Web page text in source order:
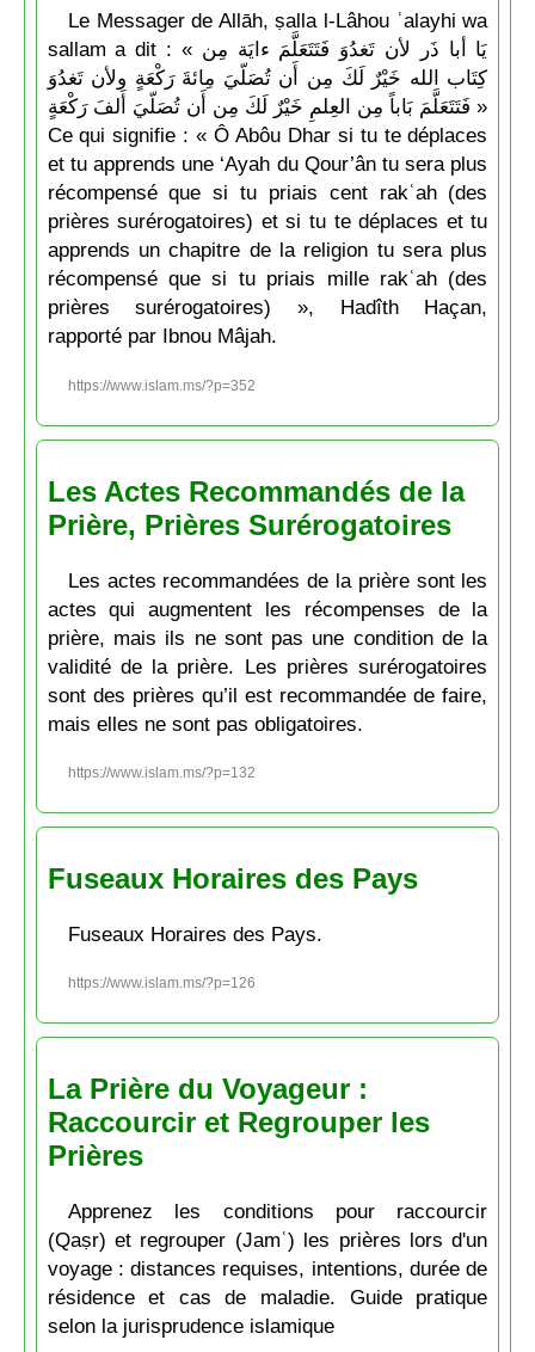
Le Messager de Allāh, ṣalla l-Lâhou ʿalayhi wa
sallam a dit : « يَا أبا ذَر لأن تَغدُوَ فَتَتَعَلَّمَ ءايَة مِن
كِتَاب الله خَيْرٌ لَكَ مِن أَن تُصَلّيَ مِائةَ رَكْعَةٍ ولأن تَغدُوَ
فَتَتَعَلَّمَ بَاباً مِن العِلمِ خَيْرٌ لَكَ مِن أَن تُصَلّيَ أَلفَ رَكْعَةٍ »
Ce qui signifie : « Ô Abôu Dhar si tu te déplaces
et tu apprends une ‘Ayah du Qour’ân tu sera plus
récompensé que si tu priais cent rakʿah (des
prières surérogatoires) et si tu te déplaces et tu
apprends un chapitre de la religion tu sera plus
récompensé que si tu priais mille rakʿah (des
prières surérogatoires) », Hadîth Haçan,
rapporté par Ibnou Mâjah.
https://www.islam.ms/?p=352
Les Actes Recommandés de la
Prière, Prières Surérogatoires
Les actes recommandées de la prière sont les
actes qui augmentent les récompenses de la
prière, mais ils ne sont pas une condition de la
validité de la prière. Les prières surérogatoires
sont des prières qu’il est recommandée de faire,
mais elles ne sont pas obligatoires.
https://www.islam.ms/?p=132
Fuseaux Horaires des Pays
Fuseaux Horaires des Pays.
https://www.islam.ms/?p=126
La Prière du Voyageur :
Raccourcir et Regrouper les
Prières
Apprenez les conditions pour raccourcir
(Qaṣr) et regrouper (Jamʿ) les prières lors d'un
voyage : distances requises, intentions, durée de
résidence et cas de maladie. Guide pratique
selon la jurisprudence islamique